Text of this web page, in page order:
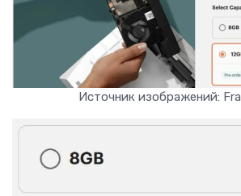
Источник изображений: